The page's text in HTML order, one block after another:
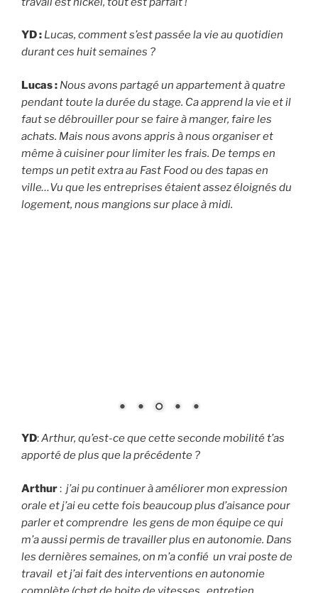
YD : Lucas, comment s’est passée la vie au quotidien
durant ces huit semaines ?
Lucas : Nous avons partagé un appartement à quatre
pendant toute la durée du stage. Ca apprend la vie et il
faut se débrouiller pour se faire à manger, faire les
achats. Mais nous avons appris à nous organiser et
même à cuisiner pour limiter les frais. De temps en
temps un petit extra au Fast Food ou des tapas en
ville…Vu que les entreprises étaient assez éloignés du
logement, nous mangions sur place à midi.
YD:Arthur, qu’est-ce que cette seconde mobilité t’as
apporté de plus que la précédente ?
Arthur: j’ai pu continuer à améliorer mon expression
orale et j’ai eu cette fois beaucoup plus d’aisance pour
parler et comprendre les gens de mon équipe ce qui
m’a aussi permis de travailler plus en autonomie. Dans
les dernières semaines, on m’a confié un vrai poste de
travail et j’ai fait des interventions en autonomie